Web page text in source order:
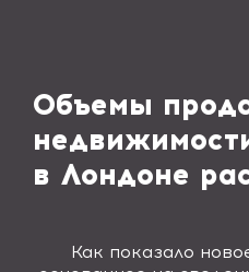
Объемы
в Лондоне
Как показало